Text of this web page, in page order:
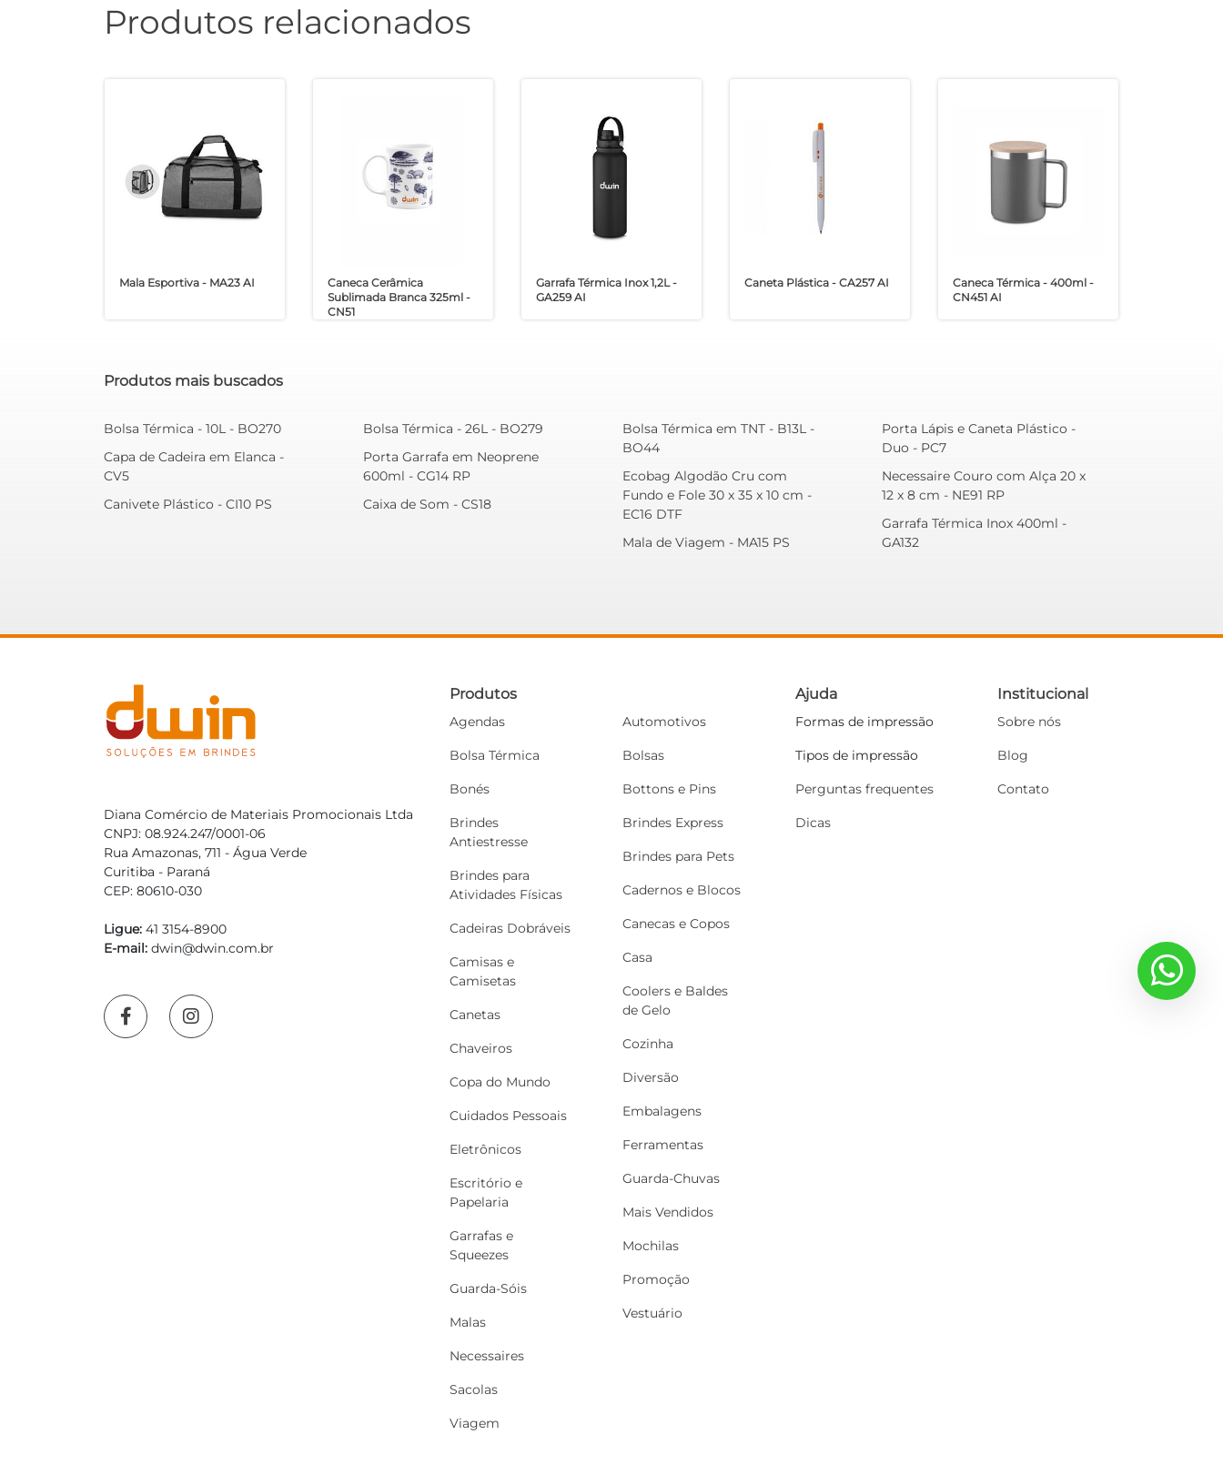
Produtos relacionados
Mala Esportiva - MA23 AI
Caneca Cerâmica
Sublimada Branca 325ml -
CN51
Garrafa Térmica Inox 1,2L -
GA259 AI
Caneta Plástica - CA257 AI
Caneca Térmica - 400ml -
CN451 AI
Produtos mais buscados
Bolsa Térmica - 10L - BO270
Capa de Cadeira em Elanca -
CV5
Canivete Plástico - CI10 PS
Bolsa Térmica - 26L - BO279
Porta Garrafa em Neoprene
600ml - CG14 RP
Caixa de Som - CS18
Bolsa Térmica em TNT - B13L -
BO44
Ecobag Algodão Cru com
Fundo e Fole 30 x 35 x 10 cm -
EC16 DTF
Mala de Viagem - MA15 PS
Porta Lápis e Caneta Plástico -
Duo - PC7
Necessaire Couro com Alça 20 x
12 x 8 cm - NE91 RP
Garrafa Térmica Inox 400ml -
GA132
Diana Comércio de Materiais Promocionais Ltda
CNPJ: 08.924.247/0001-06
Rua Amazonas, 711 - Água Verde
Curitiba - Paraná
CEP: 80610-030
Ligue: 41 3154-8900
E-mail: dwin@dwin.com.br
Produtos
Agendas
Bolsa Térmica
Bonés
Brindes
Antiestresse
Brindes para
Atividades Físicas
Cadeiras Dobráveis
Camisas e
Camisetas
Canetas
Chaveiros
Copa do Mundo
Cuidados Pessoais
Eletrônicos
Escritório e
Papelaria
Garrafas e
Squeezes
Guarda-Sóis
Malas
Necessaires
Sacolas
Viagem
Automotivos
Bolsas
Bottons e Pins
Brindes Express
Brindes para Pets
Cadernos e Blocos
Canecas e Copos
Casa
Coolers e Baldes
de Gelo
Cozinha
Diversão
Embalagens
Ferramentas
Guarda-Chuvas
Mais Vendidos
Mochilas
Promoção
Vestuário
Ajuda
Formas de impressão
Tipos de impressão
Perguntas frequentes
Dicas
Institucional
Sobre nós
Blog
Contato